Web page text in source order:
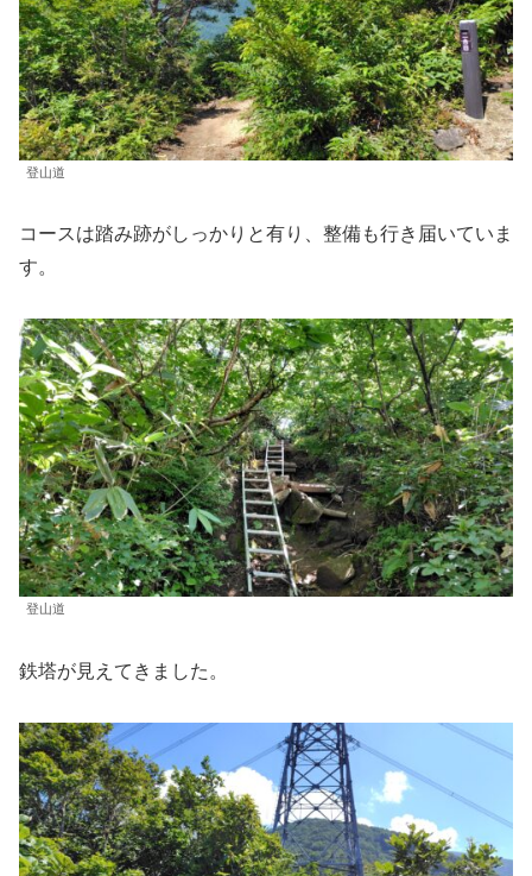
登山道
コースは踏み跡がしっかりと有り、整備も行き届いていま
す。
登山道
鉄塔が見えてきました。